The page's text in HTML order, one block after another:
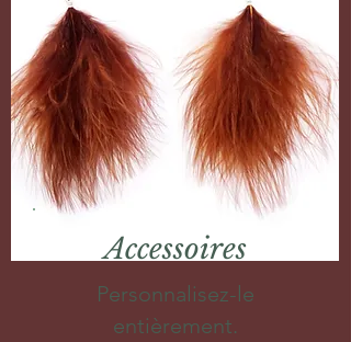
Accessoires
Personnalisez-le
entièrement.